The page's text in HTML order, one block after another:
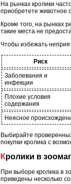
На рынках кролики
приобретете животное
Кроме того, на рынках
такие места не
Чтобы избежать
Риск
Заболевания и
инфекции
Плохие условия
содержания
Неясное
Выбирайте
покупки кролика с
Кролики в
При выборе кролика в
приведены несколько